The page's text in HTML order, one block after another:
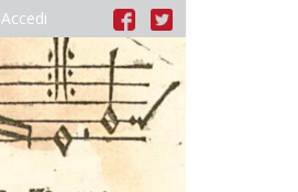
Accedi